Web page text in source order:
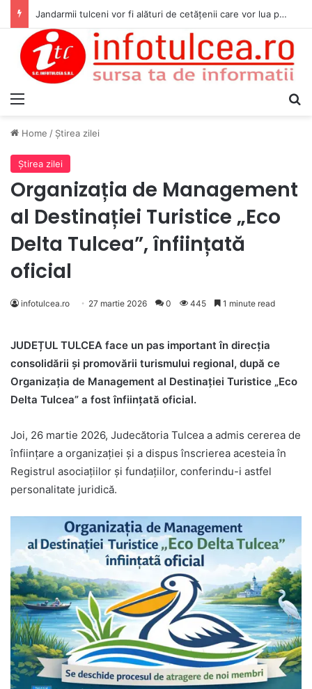
Jandarmii tulceni vor fi alături de cetățenii care vor lua parte la Festivalul Folk Țestos
Home / Ştirea zilei
Ştirea zilei
Organizația de Management
al Destinației Turistice „Eco
Delta Tulcea”, înființată
oficial
infotulcea.ro 27 martie 2026 0 445 1 minute read
JUDEȚUL TULCEA face un pas important în direcția
consolidării și promovării turismului regional, după ce
Organizația de Management al Destinației Turistice „Eco
Delta Tulcea” a fost înființată oficial.
Joi, 26 martie 2026, Judecătoria Tulcea a admis cererea de
înființare a organizației și a dispus înscrierea acesteia în
Registrul asociațiilor și fundațiilor, conferindu-i astfel
personalitate juridică.